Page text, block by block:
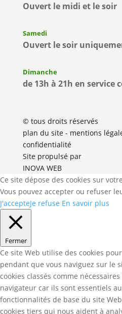
Ouvert le midi et le soir
Samedi
Ouvert le soir
Dimanche
de 13h à 21h en service
© tous droits réservés
plan du site- mentions
confidentialité
Site propulsé par
INOVA WEB
Ce site dépose des cookies sur
Vous pouvez accepter ou refuser
J'accepteJe refuse En savoir plus
Fermer
Ce site Web utilise des cookies
pendant que vous naviguez sur le
cookies classés comme
navigateur car ils sont essentiels
fonctionnalités de base du site
cookies tiers qui nous aident à